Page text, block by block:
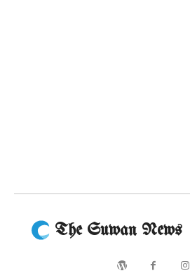
The Suwan News